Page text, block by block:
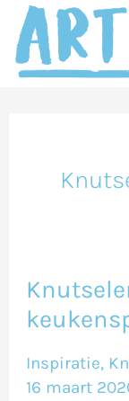
naar
Inspiratie,
16 maart
Knutselen
met
tuin-